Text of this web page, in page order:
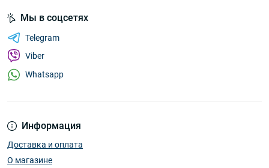
Информация
Доставка и оплата
О магазине
Мы в соцсетях
Telegram
Viber
Whatsapp